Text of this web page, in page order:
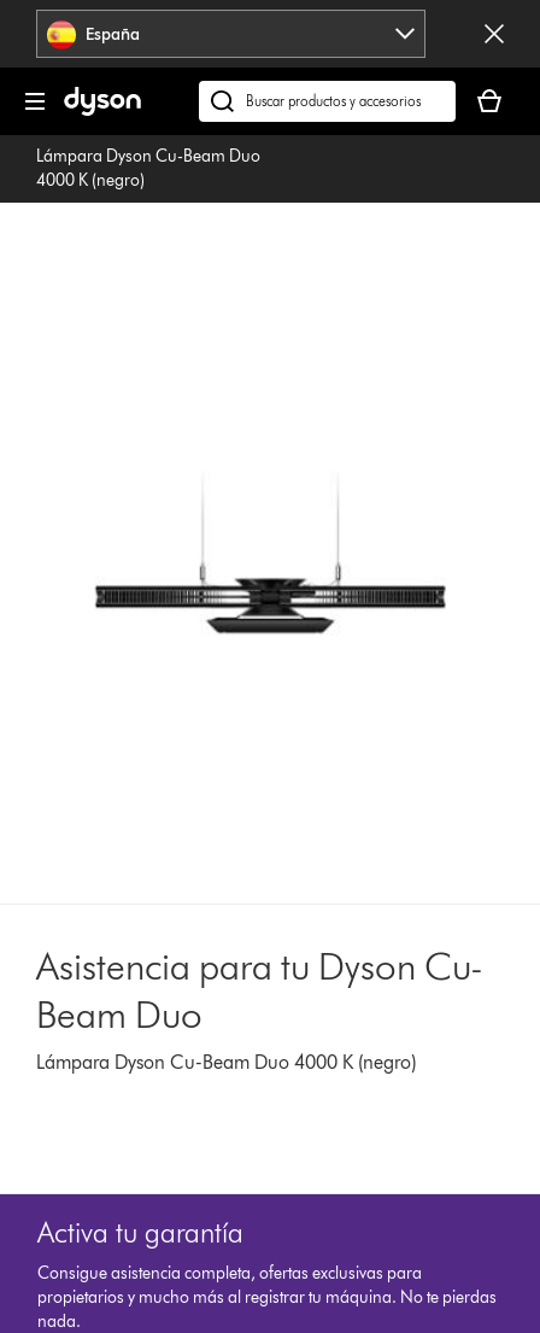
Omitir
navegación España
Buscar
en
dyson.es
cesta
está
Lámpara Dyson Cu-Beam Duo
4000 K (negro)
Asistencia para tu Dyson Cu-
Beam Duo
Lámpara Dyson Cu-Beam Duo 4000 K (negro)
Activa tu garantía
Consigue asistencia completa, ofertas exclusivas para
propietarios y mucho más al registrar tu máquina. No te pierdas
nada.